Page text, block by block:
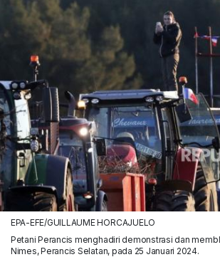
EPA-EFE/GUILLAUME HORCAJUELO
Petani Perancis menghadiri demonstrasi dan
Nimes, Perancis Selatan, pada 25 Januari 2024.